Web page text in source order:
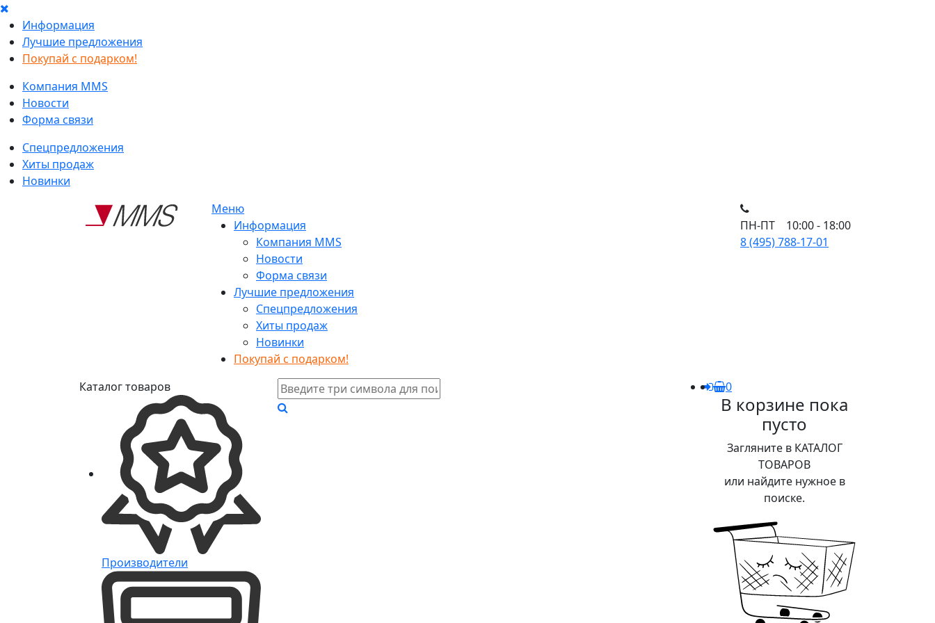
Информация
Лучшие предложения
Покупай с подарком!
Компания MMS
Новости
Форма связи
Спецпредложения
Хиты продаж
Новинки
Меню
Информация
Компания MMS
Новости
Форма связи
Лучшие предложения
Спецпредложения
Хиты продаж
Новинки
Покупай с подарком!
ПН-ПТ 10:00 - 18:00
8 (495) 788-17-01
Каталог товаров
Производители
0
В корзине пока
пусто
Загляните в КАТАЛОГ
ТОВАРОВ
или найдите нужное в
поиске.